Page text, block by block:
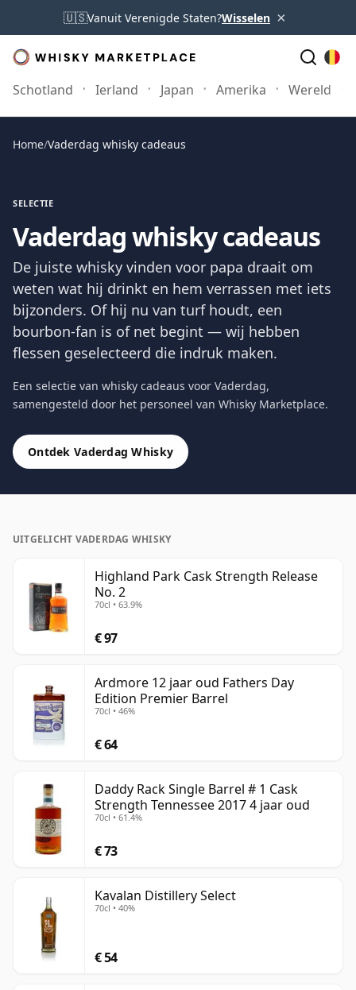
🇺🇸Vanuit Verenigde Staten?Wisselen ×
Schotland Ierland Japan Amerika Wereld
Home/Vaderdag whisky cadeaus
SELECTIE
Vaderdag whisky cadeaus
De juiste whisky vinden voor papa draait om
weten wat hij drinkt en hem verrassen met iets
bijzonders. Of hij nu van turf houdt, een
bourbon-fan is of net begint — wij hebben
flessen geselecteerd die indruk maken.
Een selectie van whisky cadeaus voor Vaderdag,
samengesteld door het personeel van Whisky Marketplace.
Ontdek Vaderdag Whisky
UITGELICHT VADERDAG WHISKY
Highland Park Cask Strength Release
No. 2
70cl • 63.9%
€ 97
Ardmore 12 jaar oud Fathers Day
Edition Premier Barrel
70cl • 46%
€ 64
Daddy Rack Single Barrel # 1 Cask
Strength Tennessee 2017 4 jaar oud
70cl • 61.4%
€ 73
Kavalan Distillery Select
70cl • 40%
€ 54